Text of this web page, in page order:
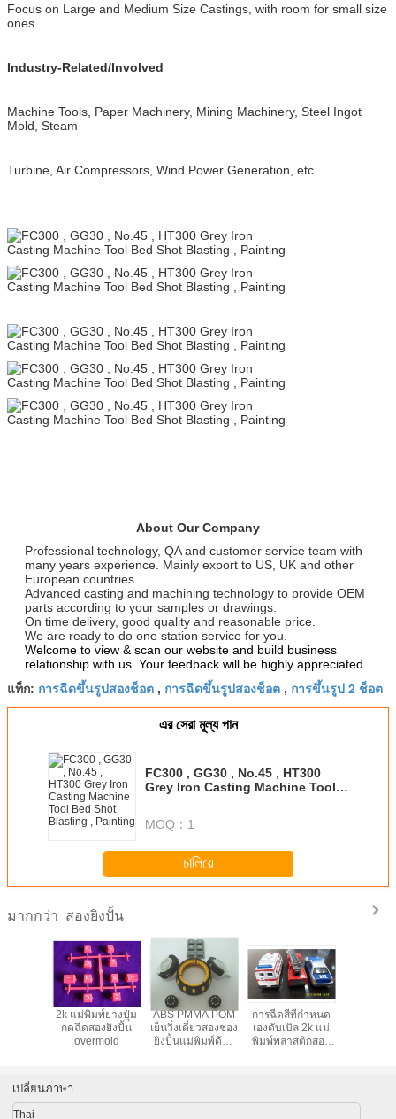
Focus on Large and Medium Size Castings, with room for small size
ones.
Industry-Related/Involved
Machine Tools, Paper Machinery, Mining Machinery, Steel Ingot
Mold, Steam
Turbine, Air Compressors, Wind Power Generation, etc.
About Our Company
Professional technology, QA and customer service team with
many years experience. Mainly export to US, UK and other
European countries.
Advanced casting and machining technology to provide OEM
parts according to your samples or drawings.
On time delivery, good quality and reasonable price.
We are ready to do one station service for you.
Welcome to view & scan our website and build business
relationship with us. Your feedback will be highly appreciated
แท็ก: การฉีดขึ้นรูปสองช็อต , การฉีดขึ้นรูปสองช็อต , การขึ้นรูป 2 ช็อต
এর সেরা মূল্য পান
FC300 , GG30 , No.45 , HT300
Grey Iron Casting Machine Tool
MOQ： 1
চালিয়ে
มากกว่า สองยิงปั้น
2k แม่พิมพ์ยางปุ่ม
กดฉีดสองยิงปั้น
overmold
ABS PMMA POM
เย็นวิ่งเดี่ยวสองช่อง
ยิงปั้นแม่พิมพ์ด้วย
การฉีดสีที่กำหนด
เองดับเบิล 2k แม่
พิมพ์พลาสติกสอง
เปลี่ยนภาษา
Thai